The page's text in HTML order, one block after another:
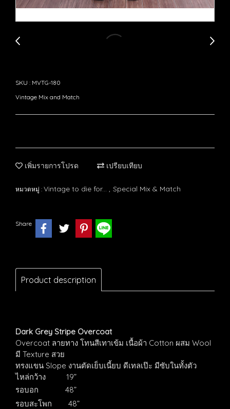
SKU : MVTG-180
Vintage Mix and Match
เพิ่มรายการโปรด เปรียบเทียบ
หมวดหมู่ : Vintage to die for... , Special Mix & Match
Share
Product description
Dark Grey Stripe Overcoat
Overcoat ลายทาง โทนสีเทาเข้ม เนื้อผ้า Cotton ผสม Wool
มี Texture สวย
ทรงแขน Slope งานตัดเย็บเนี้ยบ ดีเทลเป๊ะ มีซับในทั้งตัว
ไหล่กว้าง 19”
รอบอก
48”
รอบสะโพก 48”